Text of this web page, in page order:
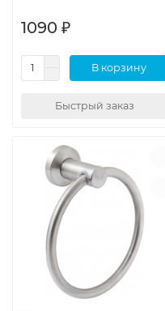
1090 ₽
В корзину
Быстрый заказ